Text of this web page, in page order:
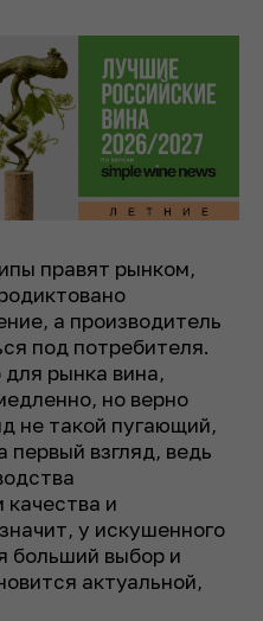
правят рынком,
а производитель
под потребителя.
рынка вина,
но верно
не такой пугающий,
первый взгляд, ведь
и
у искушенного
больший выбор и
актуальной,